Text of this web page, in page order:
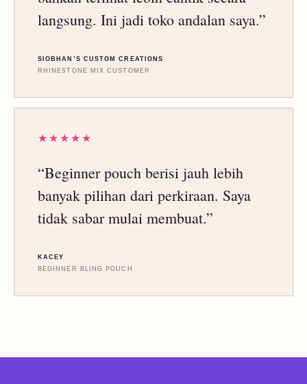
langsung. Ini jadi toko andalan saya.”
SIOBHAN’S CUSTOM CREATIONS
RHINESTONE MIX CUSTOMER
★★★★★
“Beginner pouch berisi jauh lebih
banyak pilihan dari perkiraan. Saya
tidak sabar mulai membuat.”
KACEY
BEGINNER BLING POUCH